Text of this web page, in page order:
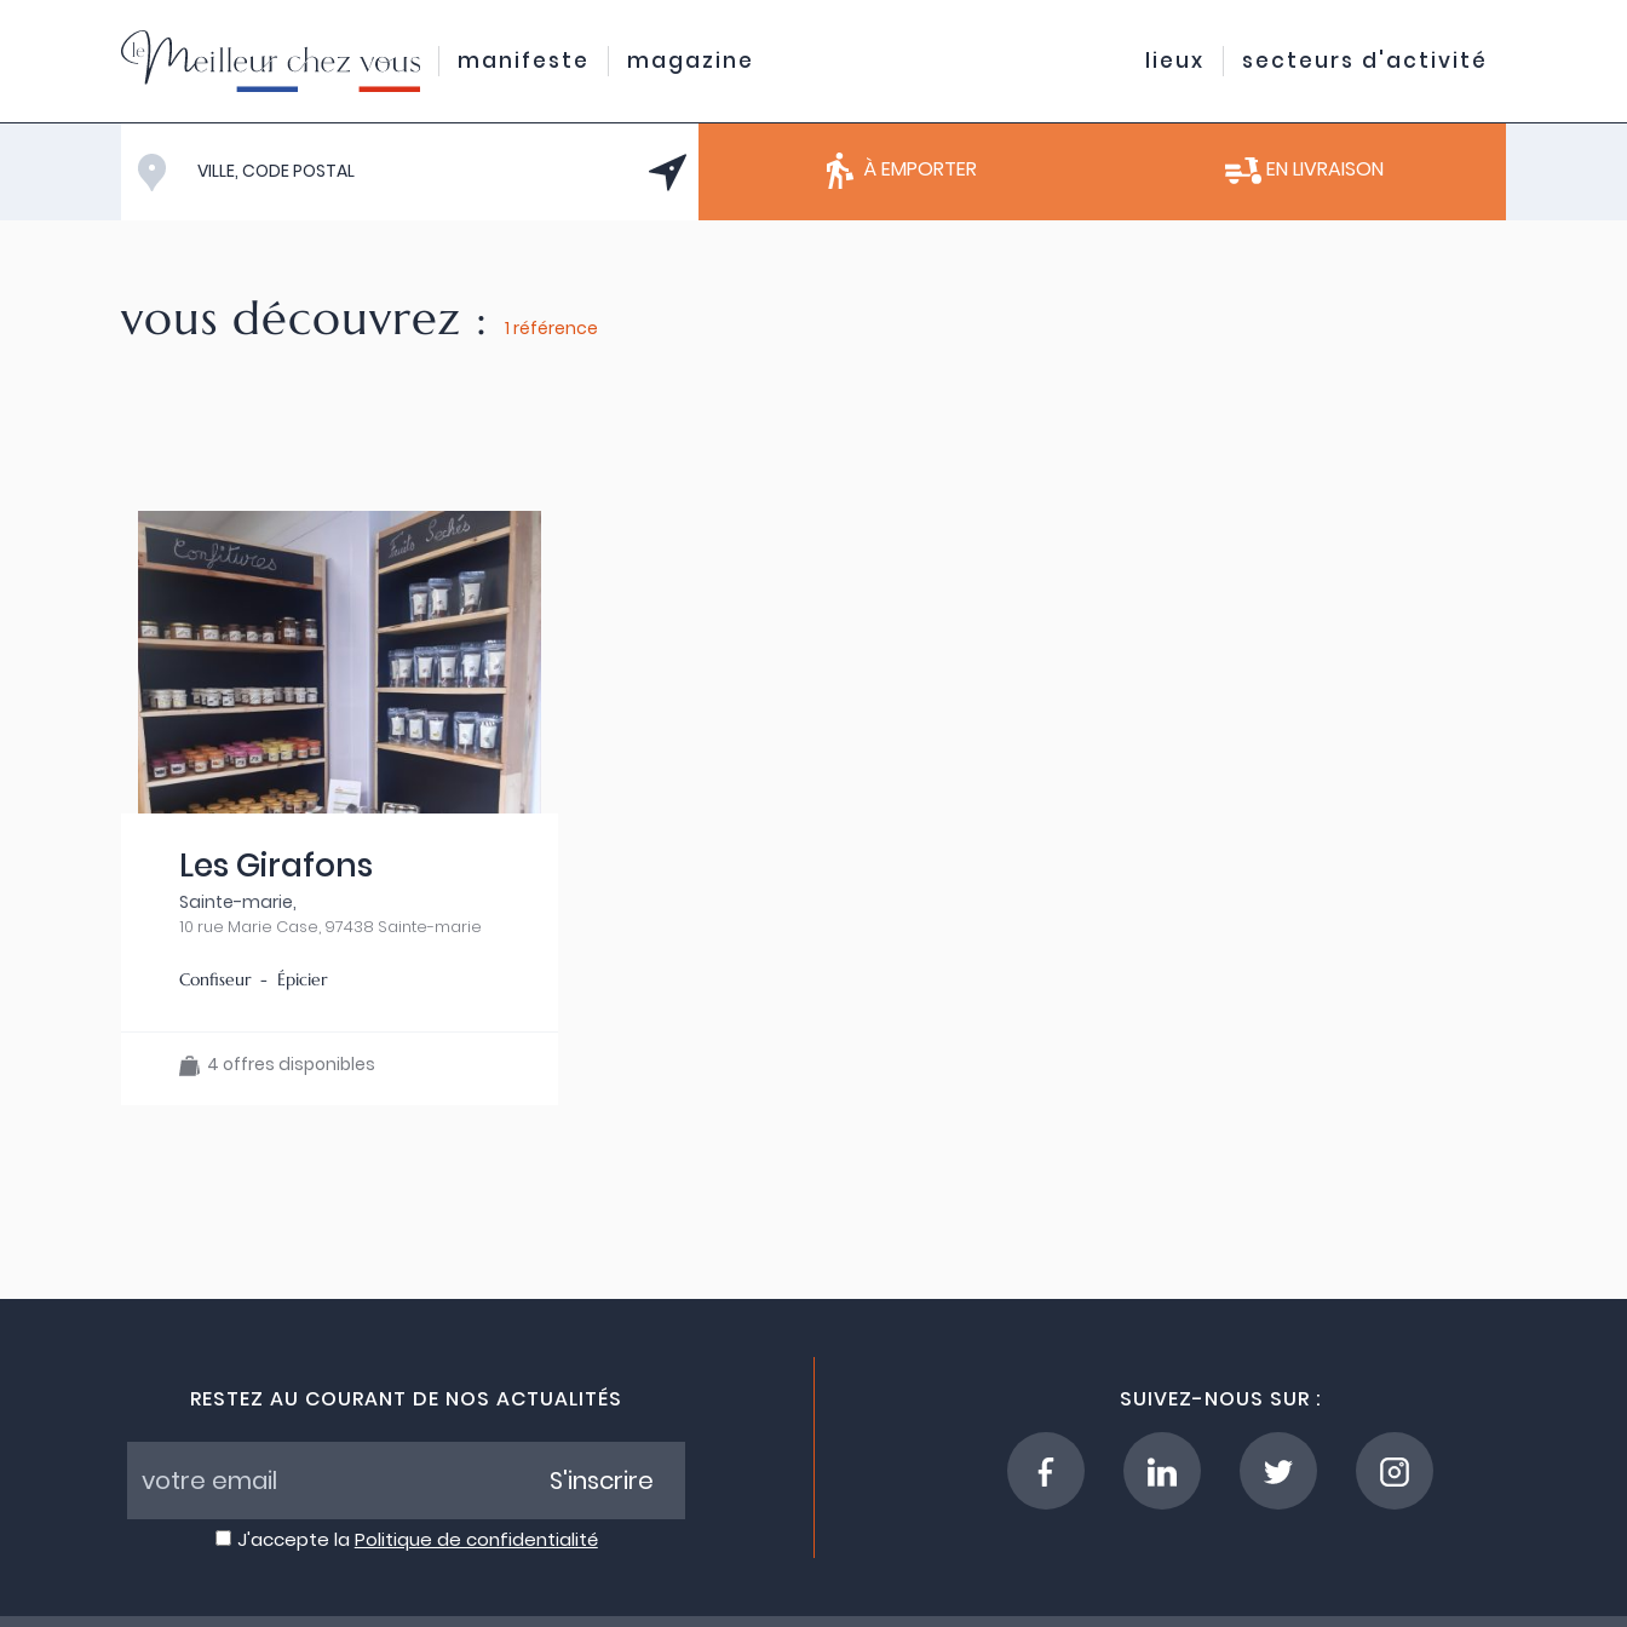
manifeste magazine lieux secteurs d'activité
À EMPORTER EN LIVRAISON
vous découvrez : 1 référence
Les Girafons
Sainte-marie,
10 rue Marie Case, 97438 Sainte-marie
Confiseur - Épicier
4 offres disponibles
RESTEZ AU COURANT DE NOS ACTUALITÉS
J'accepte la Politique de confidentialité
S'inscrire
SUIVEZ-NOUS SUR :